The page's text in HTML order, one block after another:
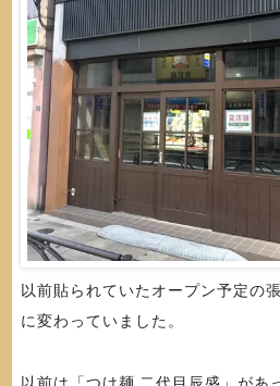
以前貼られていたオープン予定の
に変わっていました。